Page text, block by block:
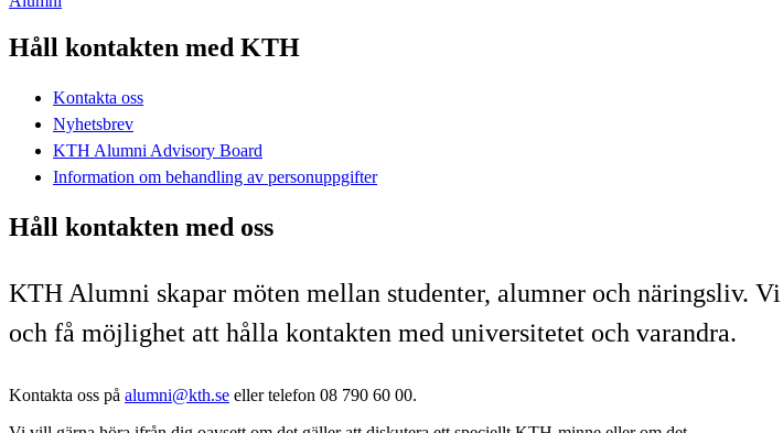
Håll kontakten med KTH
Kontakta oss
Nyhetsbrev
KTH Alumni Advisory Board
Information om behandling av personuppgifter
Håll kontakten med oss
KTH Alumni skapar möten mellan studenter, alumner och näringsliv.
och få möjlighet att hålla kontakten med universitetet och varandra.
Kontakta oss på alumni@kth.se eller telefon 08 790 60 00.